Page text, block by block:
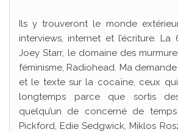
Ils y trouveront le monde
interviews, internet et l’écriture. La
Joey Starr, le domaine des
féminisme, Radiohead. Ma
et le texte sur la cocaïne, ceux
longtemps parce que sortis
quelqu’un de concerné de
Pickford, Edie Sedgwick, Miklos